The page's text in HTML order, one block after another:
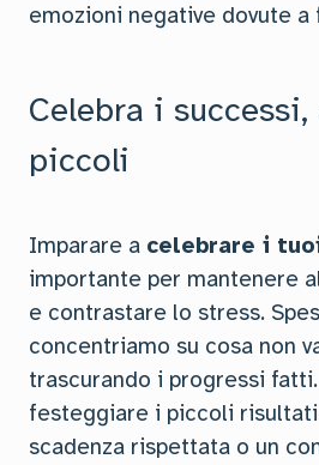
emozioni negative dovute
Celebra i
piccoli
Imparare a celebrare i
importante per mantenere
e contrastare lo stress.
concentriamo su cosa non
trascurando i progressi
festeggiare i piccoli
scadenza rispettata o un